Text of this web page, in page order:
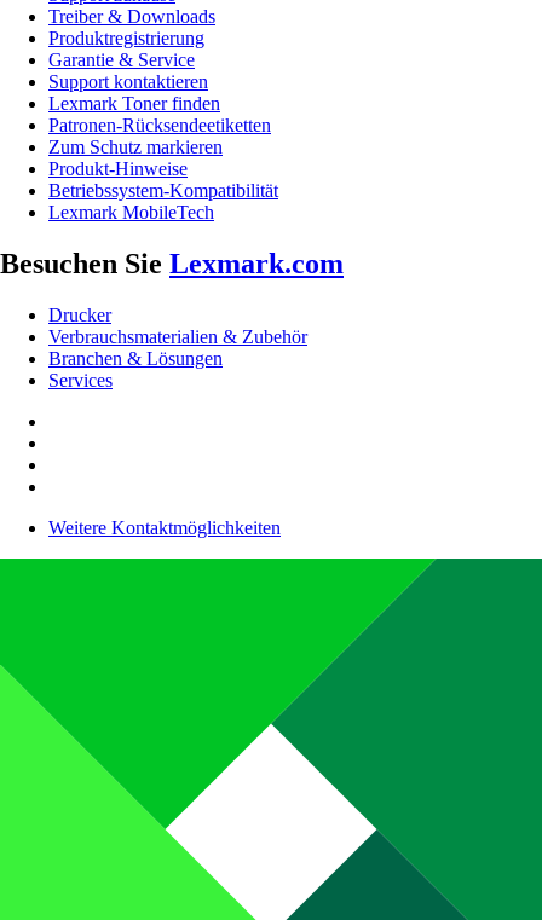
Treiber & Downloads
Produktregistrierung
Garantie & Service
Support kontaktieren
Lexmark Toner finden
Patronen-Rücksendeetiketten
Zum Schutz markieren
Produkt-Hinweise
Betriebssystem-Kompatibilität
Lexmark MobileTech
Besuchen Sie Lexmark.com
Drucker
Verbrauchsmaterialien & Zubehör
Branchen & Lösungen
Services
Weitere Kontaktmöglichkeiten